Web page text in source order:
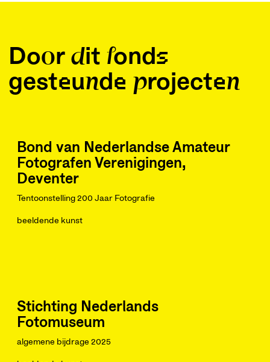
Door dit fonds
gesteunde projecten
Bond van Nederlandse Amateur
Fotografen Verenigingen,
Deventer
Tentoonstelling 200 Jaar Fotografie
beeldende kunst
Stichting Nederlands
Fotomuseum
algemene bijdrage 2025